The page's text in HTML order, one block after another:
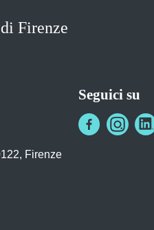
Firenze
Firenze
Seguici su